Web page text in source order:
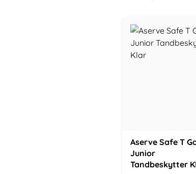
Aserve Safe T
Junior
Tandbeskytter